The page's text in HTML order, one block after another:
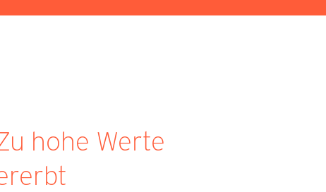
hohe Werte